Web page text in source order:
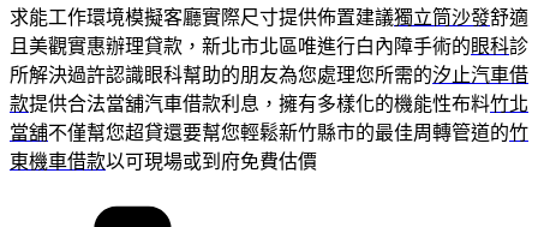
求能工作環境模擬客廳實際尺寸提供佈置建議獨立筒沙發舒適
且美觀實惠辦理貸款，新北市北區唯進行白內障手術的眼科診
所解決過許認識眼科幫助的朋友為您處理您所需的汐止汽車借
款提供合法當舖汽車借款利息，擁有多樣化的機能性布料竹北
當舖不僅幫您超貸還要幫您輕鬆新竹縣市的最佳周轉管道的竹
東機車借款以可​現場或到府免費估價